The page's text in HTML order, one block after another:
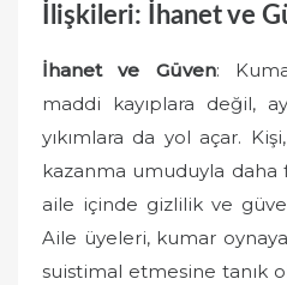
İlişkileri: İhanet ve
İhanet ve Güven:
maddi kayıplara değil,
yıkımlara da yol açar.
kazanma umuduyla daha
aile içinde gizlilik ve
Aile üyeleri, kumar
suistimal etmesine tanık